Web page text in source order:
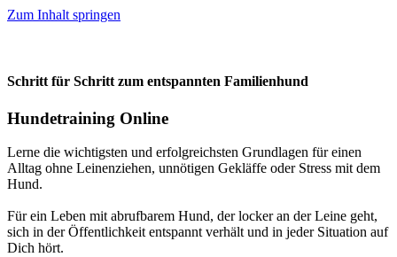
Zum Inhalt springen
Schritt für Schritt zum entspannten Familienhund
Hundetraining Online
Lerne die wichtigsten und erfolgreichsten Grundlagen für einen
Alltag ohne Leinenziehen, unnötigen Gekläffe oder Stress mit dem
Hund.
Für ein Leben mit abrufbarem Hund, der locker an der Leine geht,
sich in der Öffentlichkeit entspannt verhält und in jeder Situation auf
Dich hört.